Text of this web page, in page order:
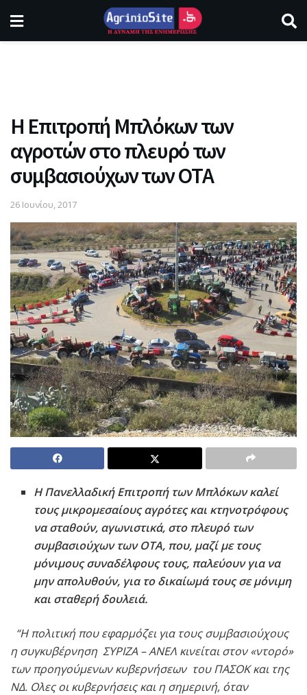
Η Επιτροπή Μπλόκων των
αγροτών στο πλευρό των
συμβασιούχων των ΟΤΑ
26 Ιουνίου, 2017
Η Πανελλαδική Επιτροπή των Μπλόκων καλεί
τους μικρομεσαίους αγρότες και κτηνοτρόφους
να σταθούν, αγωνιστικά, στο πλευρό των
συμβασιούχων των ΟΤΑ, που, μαζί με τους
μόνιμους συναδέλφους τους, παλεύουν για να
μην απολυθούν, για το δικαίωμά τους σε μόνιμη
και σταθερή δουλειά.
“Η πολιτική που εφαρμόζει για τους συμβασιούχους
η συγκυβέρνηση ΣΥΡΙΖΑ – ΑΝΕΛ κινείται στον «ντορό»
των προηγούμενων κυβερνήσεων του ΠΑΣΟΚ και της
ΝΔ. Ολες οι κυβερνήσεις και η σημερινή, όταν